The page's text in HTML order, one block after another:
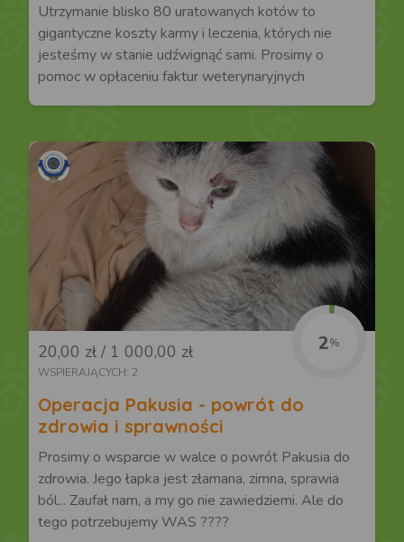
Utrzymanie blisko 80 uratowanych kotów to
gigantyczne koszty karmy i leczenia, których nie
jesteśmy w stanie udźwignąć sami. Prosimy o
pomoc w opłaceniu faktur weterynaryjnych
20,00 zł / 1 000,00 zł
WSPIERAJĄCYCH: 2
2%
Operacja Pakusia - powrót do
zdrowia i sprawności
Prosimy o wsparcie w walce o powrót Pakusia do
zdrowia. Jego łapka jest złamana, zimna, sprawia
ból... Zaufał nam, a my go nie zawiedziemi. Ale do
tego potrzebujemy WAS ????